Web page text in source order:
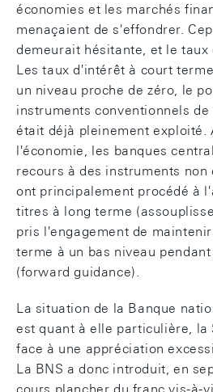
économies et les marchés
menaçaient de s'effondrer.
demeurait hésitante, et le taux
Les taux d'intérêt à court
un niveau proche de zéro, le
instruments conventionnels
était déjà pleinement exploité.
l'économie, les banques
recours à des instruments non
ont principalement procédé à
titres à long terme
pris l'engagement de
terme à un bas niveau
(forward guidance).
La situation de la Banque
est quant à elle particulière, la
face à une appréciation
La BNS a donc introduit, en